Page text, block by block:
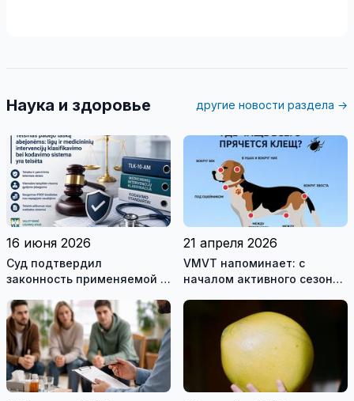
Наука и здоровье другие новости раздела →
16 июня 2026
Cуд подтвердил
законность применяемой в
системы классификации
болезней и нарушений
здоровья
21 апреля 2026
VMVT напоминает: с
началом активного сезона
защите животных